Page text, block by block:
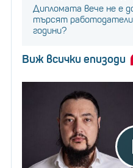
Дипломата вече не е
търсят
години?
Виж всички епизоди